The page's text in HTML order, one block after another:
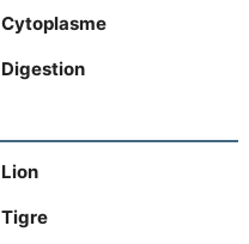
Cytoplasme
Digestion
Lion
Tigre